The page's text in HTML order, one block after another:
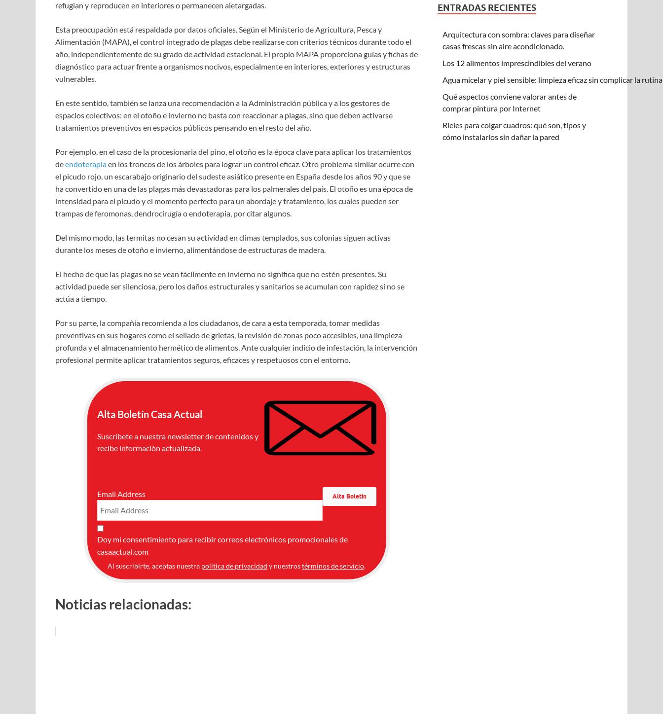
refugian y reproducen en interiores o permanecen aletargadas.
Esta preocupación está respaldada por datos oficiales. Según el Ministerio de Agricultura, Pesca y
Alimentación (MAPA), el control integrado de plagas debe realizarse con criterios técnicos durante todo el
año, independientemente de su grado de actividad estacional. El propio MAPA proporciona guías y fichas de
diagnóstico para actuar frente a organismos nocivos, especialmente en interiores, exteriores y estructuras
vulnerables.
En este sentido, también se lanza una recomendación a la Administración pública y a los gestores de
espacios colectivos: en el otoño e invierno no basta con reaccionar a plagas, sino que deben activarse
tratamientos preventivos en espacios públicos pensando en el resto del año.
Por ejemplo, en el caso de la procesionaria del pino, el otoño es la época clave para aplicar los tratamientos
deendoterapiaen los troncos de los árboles para lograr un control eficaz. Otro problema similar ocurre con
el picudo rojo, un escarabajo originario del sudeste asiático presente en España desde los años 90 y que se
ha convertido en una de las plagas más devastadoras para los palmerales del país. El otoño es una época de
intensidad para el picudo y el momento perfecto para un abordaje y tratamiento, los cuales pueden ser
trampas de feromonas, dendrocirugía o endoterapia, por citar algunos.
Del mismo modo, las termitas no cesan su actividad en climas templados, sus colonias siguen activas
durante los meses de otoño e invierno, alimentándose de estructuras de madera.
El hecho de que las plagas no se vean fácilmente en invierno no significa que no estén presentes. Su
actividad puede ser silenciosa, pero los daños estructurales y sanitarios se acumulan con rapidez si no se
actúa a tiempo.
Por su parte, la compañía recomienda a los ciudadanos, de cara a esta temporada, tomar medidas
preventivas en sus hogares como el sellado de grietas, la revisión de zonas poco accesibles, una limpieza
profunda y el almacenamiento hermético de alimentos. Ante cualquier indicio de infestación, la intervención
profesional permite aplicar tratamientos seguros, eficaces y respetuosos con el entorno.
Alta Boletín Casa Actual
Suscríbete a nuestra newsletter de contenidos y
recibe información actualizada.
Email Address
Doy mi consentimiento para recibir correos electrónicos promocionales de
casaactual.com
Al suscribirte, aceptas nuestra política de privacidad y nuestrostérminos de servicio.
Noticias relacionadas:
ENTRADAS RECIENTES
Arquitectura con sombra: claves para diseñar
casas frescas sin aire acondicionado.
Los 12 alimentos imprescindibles del verano
Agua micelar y piel sensible: limpieza eficaz sin complicar la
Qué aspectos conviene valorar antes de
comprar pintura por Internet
Rieles para colgar cuadros: qué son, tipos y
cómo instalarlos sin dañar la pared